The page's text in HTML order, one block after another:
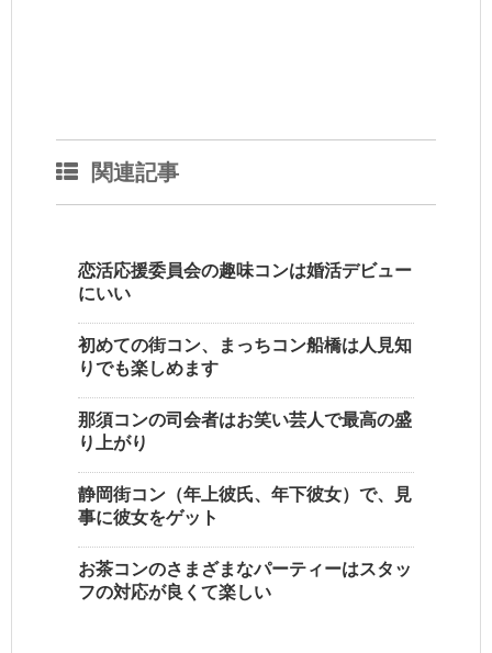
関連記事
恋活応援委員会の趣味コンは婚活デビュー
にいい
初めての街コン、まっちコン船橋は人見知
りでも楽しめます
那須コンの司会者はお笑い芸人で最高の盛
り上がり
静岡街コン（年上彼氏、年下彼女）で、見
事に彼女をゲット
お茶コンのさまざまなパーティーはスタッ
フの対応が良くて楽しい